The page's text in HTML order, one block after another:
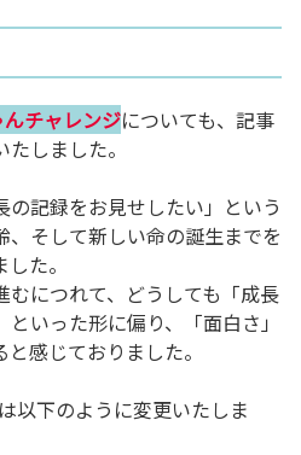
チャレンジについても、記事
しました。
記録をお見せしたい」という
そして新しい命の誕生までを
た。
むにつれて、どうしても「成長
いった形に偏り、「面白さ」
感じておりました。
以下のように変更いたしま